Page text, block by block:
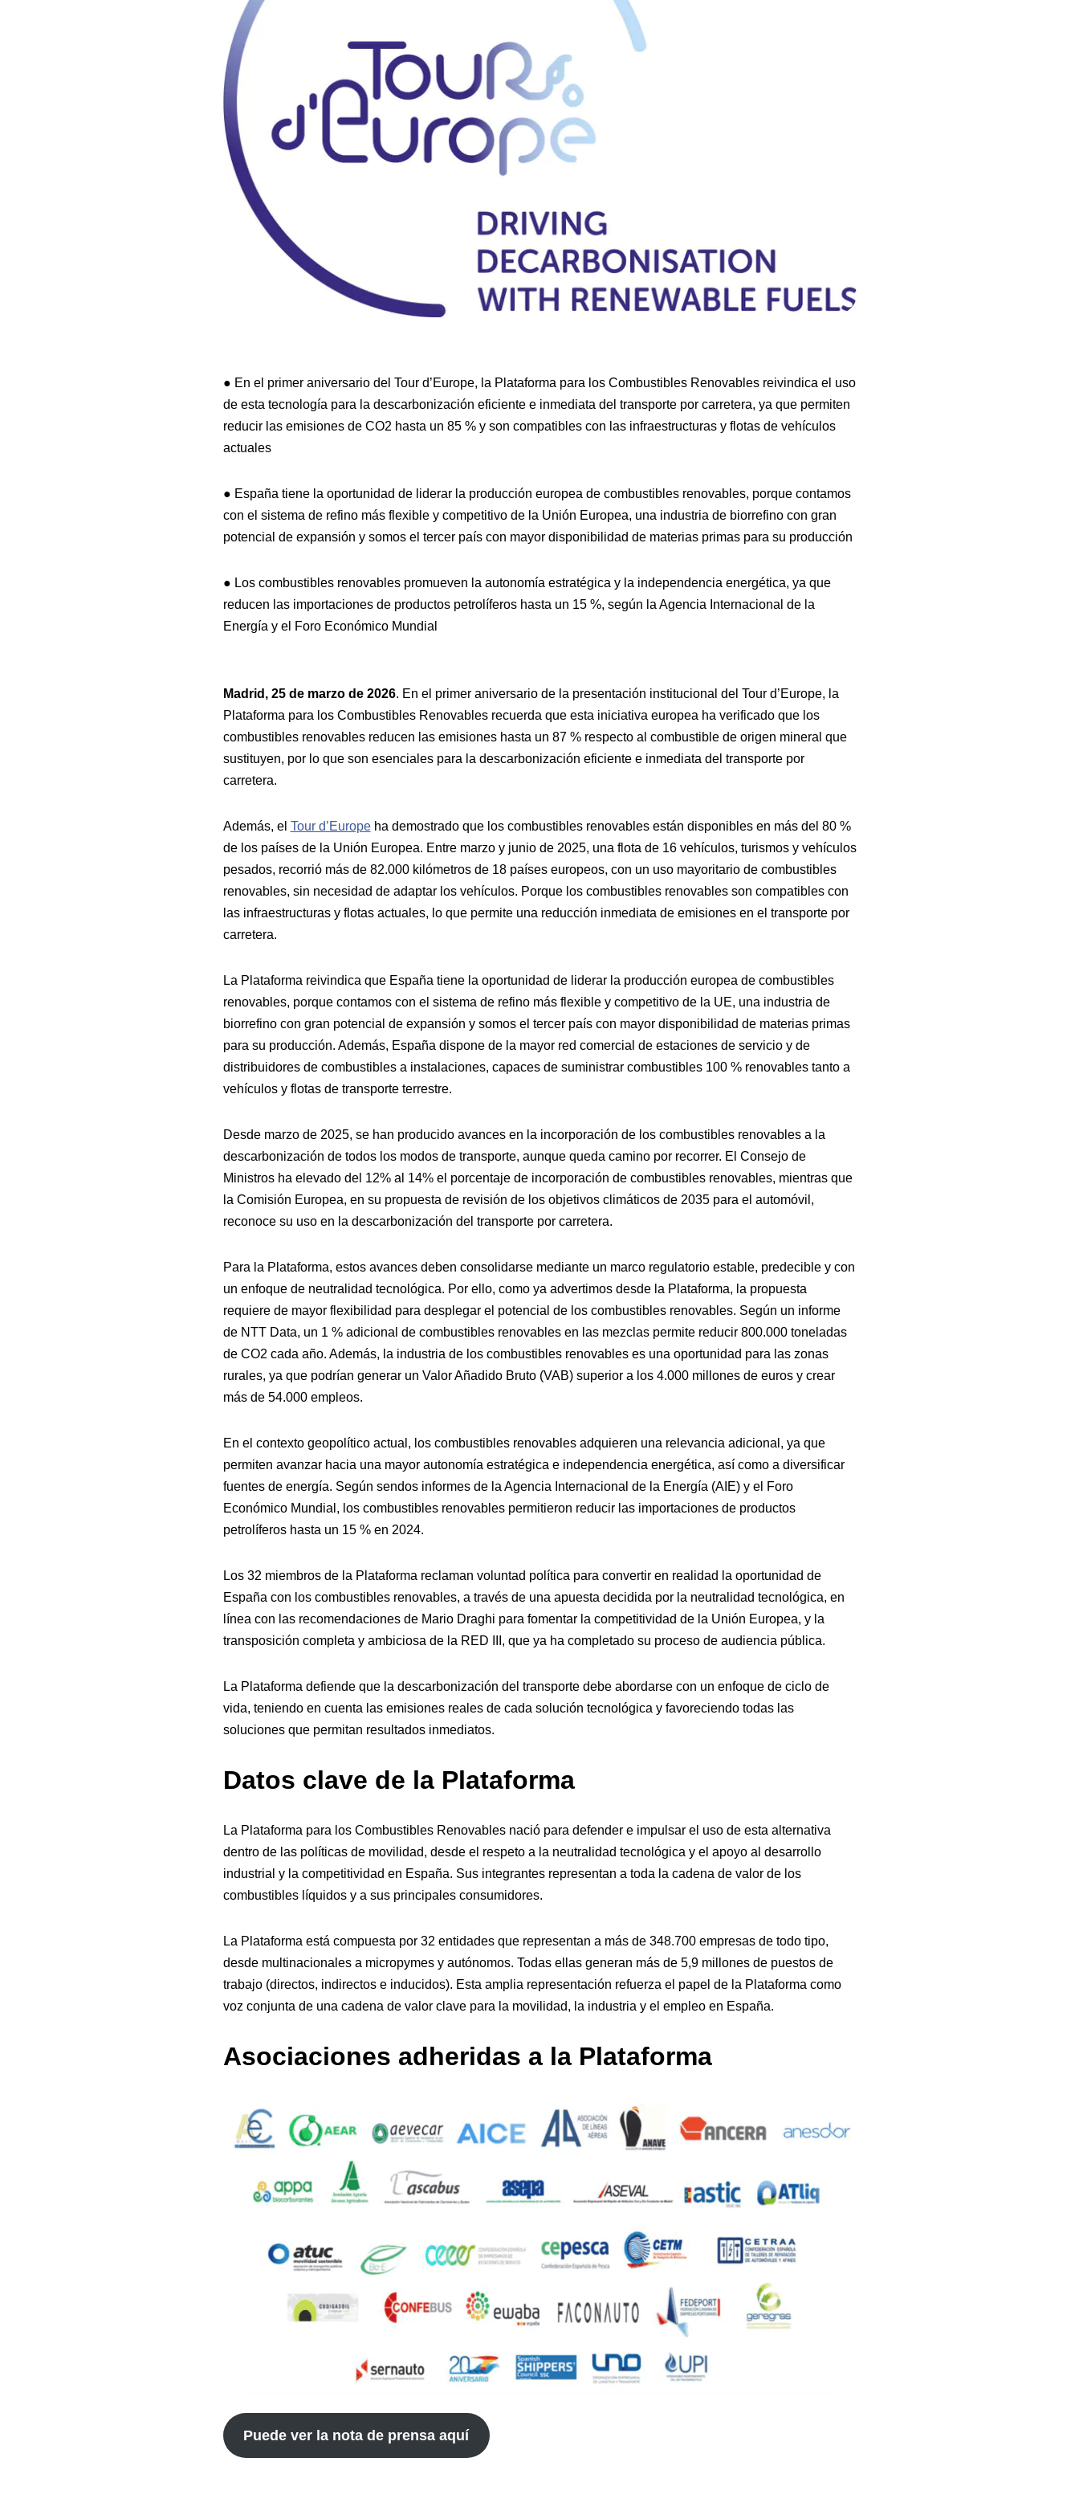
● En el primer aniversario del Tour d’Europe, la Plataforma para los Combustibles Renovables reivindica el uso
de esta tecnología para la descarbonización eficiente e inmediata del transporte por carretera, ya que permiten
reducir las emisiones de CO2 hasta un 85 % y son compatibles con las infraestructuras y flotas de vehículos
actuales
● España tiene la oportunidad de liderar la producción europea de combustibles renovables, porque contamos
con el sistema de refino más flexible y competitivo de la Unión Europea, una industria de biorrefino con gran
potencial de expansión y somos el tercer país con mayor disponibilidad de materias primas para su producción
● Los combustibles renovables promueven la autonomía estratégica y la independencia energética, ya que
reducen las importaciones de productos petrolíferos hasta un 15 %, según la Agencia Internacional de la
Energía y el Foro Económico Mundial
Madrid, 25 de marzo de 2026. En el primer aniversario de la presentación institucional del Tour d’Europe, la
Plataforma para los Combustibles Renovables recuerda que esta iniciativa europea ha verificado que los
combustibles renovables reducen las emisiones hasta un 87 % respecto al combustible de origen mineral que
sustituyen, por lo que son esenciales para la descarbonización eficiente e inmediata del transporte por
carretera.
Además, el Tour d’Europeha demostrado que los combustibles renovables están disponibles en más del 80 %
de los países de la Unión Europea. Entre marzo y junio de 2025, una flota de 16 vehículos, turismos y vehículos
pesados, recorrió más de 82.000 kilómetros de 18 países europeos, con un uso mayoritario de combustibles
renovables, sin necesidad de adaptar los vehículos. Porque los combustibles renovables son compatibles con
las infraestructuras y flotas actuales, lo que permite una reducción inmediata de emisiones en el transporte por
carretera.
La Plataforma reivindica que España tiene la oportunidad de liderar la producción europea de combustibles
renovables, porque contamos con el sistema de refino más flexible y competitivo de la UE, una industria de
biorrefino con gran potencial de expansión y somos el tercer país con mayor disponibilidad de materias primas
para su producción. Además, España dispone de la mayor red comercial de estaciones de servicio y de
distribuidores de combustibles a instalaciones, capaces de suministrar combustibles 100 % renovables tanto a
vehículos y flotas de transporte terrestre.
Desde marzo de 2025, se han producido avances en la incorporación de los combustibles renovables a la
descarbonización de todos los modos de transporte, aunque queda camino por recorrer. El Consejo de
Ministros ha elevado del 12% al 14% el porcentaje de incorporación de combustibles renovables, mientras que
la Comisión Europea, en su propuesta de revisión de los objetivos climáticos de 2035 para el automóvil,
reconoce su uso en la descarbonización del transporte por carretera.
Para la Plataforma, estos avances deben consolidarse mediante un marco regulatorio estable, predecible y con
un enfoque de neutralidad tecnológica. Por ello, como ya advertimos desde la Plataforma, la propuesta
requiere de mayor flexibilidad para desplegar el potencial de los combustibles renovables. Según un informe
de NTT Data, un 1 % adicional de combustibles renovables en las mezclas permite reducir 800.000 toneladas
de CO2 cada año. Además, la industria de los combustibles renovables es una oportunidad para las zonas
rurales, ya que podrían generar un Valor Añadido Bruto (VAB) superior a los 4.000 millones de euros y crear
más de 54.000 empleos.
En el contexto geopolítico actual, los combustibles renovables adquieren una relevancia adicional, ya que
permiten avanzar hacia una mayor autonomía estratégica e independencia energética, así como a diversificar
fuentes de energía. Según sendos informes de la Agencia Internacional de la Energía (AIE) y el Foro
Económico Mundial, los combustibles renovables permitieron reducir las importaciones de productos
petrolíferos hasta un 15 % en 2024.
Los 32 miembros de la Plataforma reclaman voluntad política para convertir en realidad la oportunidad de
España con los combustibles renovables, a través de una apuesta decidida por la neutralidad tecnológica, en
línea con las recomendaciones de Mario Draghi para fomentar la competitividad de la Unión Europea, y la
transposición completa y ambiciosa de la RED III, que ya ha completado su proceso de audiencia pública.
La Plataforma defiende que la descarbonización del transporte debe abordarse con un enfoque de ciclo de
vida, teniendo en cuenta las emisiones reales de cada solución tecnológica y favoreciendo todas las
soluciones que permitan resultados inmediatos.
Datos clave de la Plataforma
La Plataforma para los Combustibles Renovables nació para defender e impulsar el uso de esta alternativa
dentro de las políticas de movilidad, desde el respeto a la neutralidad tecnológica y el apoyo al desarrollo
industrial y la competitividad en España. Sus integrantes representan a toda la cadena de valor de los
combustibles líquidos y a sus principales consumidores.
La Plataforma está compuesta por 32 entidades que representan a más de 348.700 empresas de todo tipo,
desde multinacionales a micropymes y autónomos. Todas ellas generan más de 5,9 millones de puestos de
trabajo (directos, indirectos e inducidos). Esta amplia representación refuerza el papel de la Plataforma como
voz conjunta de una cadena de valor clave para la movilidad, la industria y el empleo en España.
Asociaciones adheridas a la Plataforma
Puede ver la nota de prensa aquí